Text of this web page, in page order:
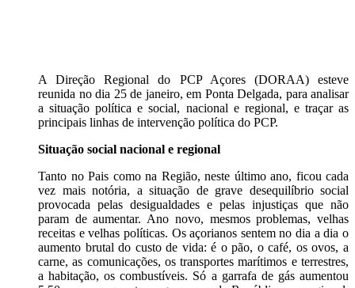
A Direção Regional do PCP Açores (DORAA) esteve
reunida no dia 25 de janeiro, em Ponta Delgada, para analisar
a situação política e social, nacional e regional, e traçar as
principais linhas de intervenção política do PCP.
Situação social nacional e regional
Tanto no Pais como na Região, neste último ano, ficou cada
vez mais notória, a situação de grave desequilíbrio social
provocada pelas desigualdades e pelas injustiças que não
param de aumentar. Ano novo, mesmos problemas, velhas
receitas e velhas políticas. Os açorianos sentem no dia a dia o
aumento brutal do custo de vida: é o pão, o café, os ovos, a
carne, as comunicações, os transportes marítimos e terrestres,
a habitação, os combustíveis. Só a garrafa de gás aumentou